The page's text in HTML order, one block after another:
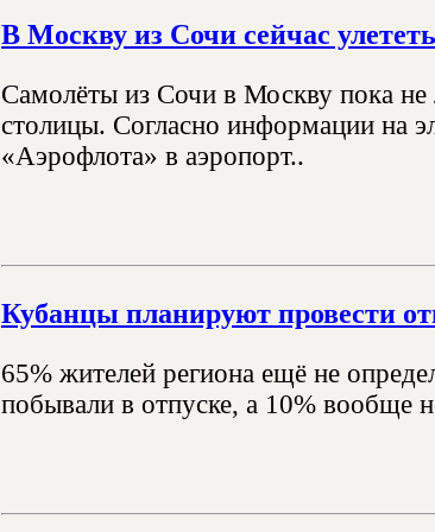
В Москву из Сочи сейчас
Самолёты из Сочи в Москву пока не
столицы. Согласно информации на
«Аэрофлота» в аэропорт..
Кубанцы планируют провести
65% жителей региона ещё не
побывали в отпуске, а 10% вообще